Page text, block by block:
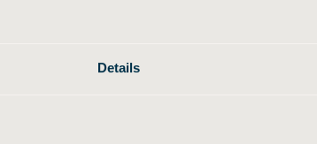
Details
regio Epe, de manier van
kosten. Sommige
duidelijk zijn, genieten
voordelen niet direct bij u
kiezen voor heldere